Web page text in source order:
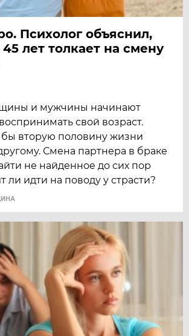
Психолог объяснил,
лет толкает на смену
и мужчины начинают
свой возраст.
бы вторую половину жизни
Смена партнера в браке
не найденное до сих пор
ли идти на поводу у страсти?